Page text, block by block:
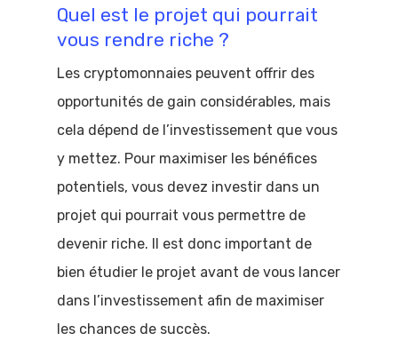
Quel est le projet qui pourrait
vous rendre riche ?
Les cryptomonnaies peuvent offrir des
opportunités de gain considérables, mais
cela dépend de l’investissement que vous
y mettez. Pour maximiser les bénéfices
potentiels, vous devez investir dans un
projet qui pourrait vous permettre de
devenir riche. Il est donc important de
bien étudier le projet avant de vous lancer
dans l’investissement afin de maximiser
les chances de succès.